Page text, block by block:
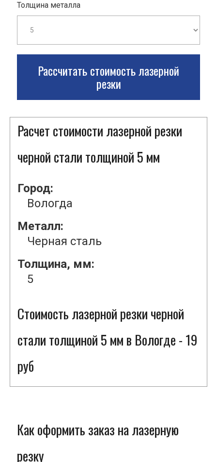
Толщина металла
Рассчитать стоимость лазерной
резки
Расчет стоимости лазерной резки
черной стали толщиной 5 мм
Город:
Вологда
Металл:
Черная сталь
Толщина, мм:
5
Стоимость лазерной резки черной
стали толщиной 5 мм в Вологде - 19
руб
Как оформить заказ на лазерную
резку